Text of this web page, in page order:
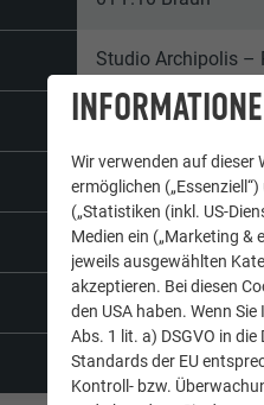
Studio Archipolis –
Monetti Group –
Italien
Padova
Wohnanlagen &
© PREFA | Croce &
Wir verwenden auf dieser
ermöglichen
(„Statistiken (inkl. US-
Medien ein („Marketing &
jeweils ausgewählten
akzeptieren. Bei diesen
den USA haben. Wenn
Abs. 1 lit. a) DSGVO in
Standards der EU
Kontroll- bzw.